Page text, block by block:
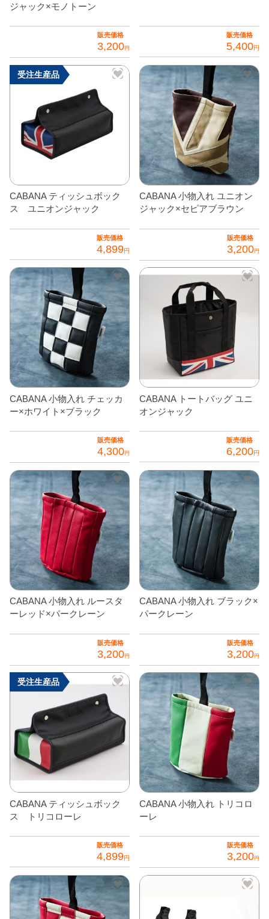
＋
中古パーツ/在庫限り
便利アイテム
全商品
ョ
が
あ
り
ま
す。
オ
プ
シ
ョ
商
選
で
ジャック×モノトーン
販売価格
3,200円
販売価格
5,400円
こ
の
商
品
に
は
複
数
の
バ
シ
ョ
オ
プ
シ
ョ
は
商
品
ジ
か
ら
選
で
受注生産品
CABANA ティッシュボック
ス ユニオンジャック
販売価格
4,899円
こ
の
商
に
は
複
数
ョ
ン
が
あ
り
ま
す。
オ
プ
シ
ョ
商
品
ジ
か
選
で
CABANA 小物入れ ユニオン
ジャック×セピアブラウン
販売価格
3,200円
CABANA 小物入れ チェッカ
ー×ホワイト×ブラック
販売価格
4,300円
CABANA トートバッグ ユニ
オンジャック
販売価格
6,200円
こ
の
品
に
は
複
数
の
バ
シ
ョ
ン
が
あ
り
ま
す。
オ
プ
シ
ョ
商
CABANA 小物入れ ルースタ
ーレッド×パークレーン
販売価格
3,200円
CABANA 小物入れ ブラック×
パークレーン
販売価格
3,200円
受注生産品
CABANA ティッシュボック
ス トリコローレ
販売価格
4,899円
こ
の
商
CABANA 小物入れ トリコロ
ーレ
販売価格
3,200円